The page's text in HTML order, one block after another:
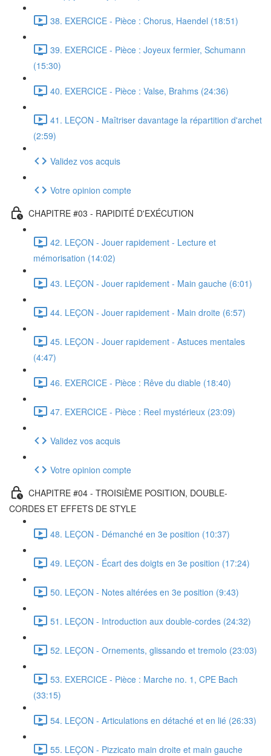
38. EXERCICE - Pièce : Chorus, Haendel (18:51)
39. EXERCICE - Pièce : Joyeux fermier, Schumann
(15:30)
40. EXERCICE - Pièce : Valse, Brahms (24:36)
41. LEÇON - Maîtriser davantage la répartition d'archet
(2:59)
Validez vos acquis
Votre opinion compte
CHAPITRE #03 - RAPIDITÉ D'EXÉCUTION
42. LEÇON - Jouer rapidement - Lecture et
mémorisation (14:02)
43. LEÇON - Jouer rapidement - Main gauche (6:01)
44. LEÇON - Jouer rapidement - Main droite (6:57)
45. LEÇON - Jouer rapidement - Astuces mentales
(4:47)
46. EXERCICE - Pièce : Rêve du diable (18:40)
47. EXERCICE - Pièce : Reel mystérieux (23:09)
Validez vos acquis
Votre opinion compte
CHAPITRE #04 - TROISIÈME POSITION, DOUBLE-
CORDES ET EFFETS DE STYLE
48. LEÇON - Démanché en 3e position (10:37)
49. LEÇON - Écart des doigts en 3e position (17:24)
50. LEÇON - Notes altérées en 3e position (9:43)
51. LEÇON - Introduction aux double-cordes (24:32)
52. LEÇON - Ornements, glissando et tremolo (23:03)
53. EXERCICE - Pièce : Marche no. 1, CPE Bach
(33:15)
54. LEÇON - Articulations en détaché et en lié (26:33)
55. LEÇON - Pizzicato main droite et main gauche